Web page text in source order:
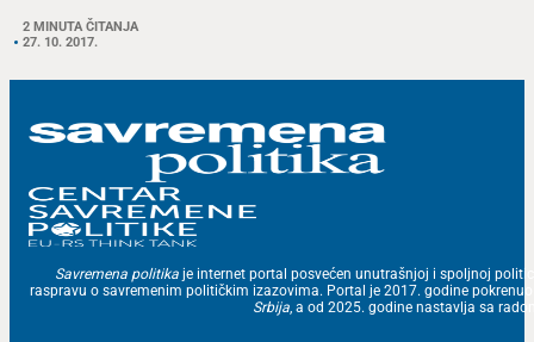
2 MINUTA ČITANJA
27. 10. 2017.
Savremena politika je internet portal posvećen unutrašnjoj i spoljnoj
raspravu o savremenim političkim izazovima. Portal je 2017. godine
Srbija, a od 2025. godine nastavlja sa